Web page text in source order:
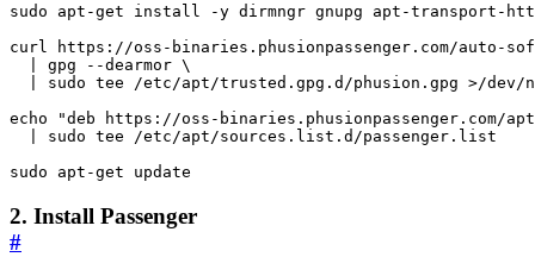
curl https://oss-binaries.phusionpassenger.com/auto-
gpg --dearmor
echo
"deb https://oss-binaries.phusionpassenger.com/
sudo apt-get update
2. Install Passenger
#